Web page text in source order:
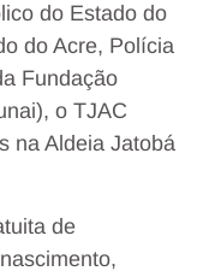
do Estado do
do Acre, Polícia
Fundação
o TJAC
na Aldeia Jatobá
de